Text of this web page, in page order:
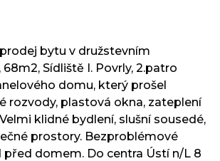
bytu v družstevním
Sídliště I. Povrly, 2.patro
domu, který prošel
rozvody, plastová okna, zateplení
klidné bydlení, slušní sousedé,
prostory. Bezproblémové
před domem. Do centra Ústí n/L 8